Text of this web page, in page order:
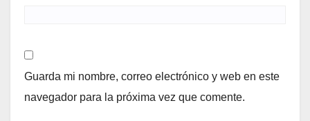
Guarda mi nombre, correo electrónico y web en este
navegador para la próxima vez que comente.